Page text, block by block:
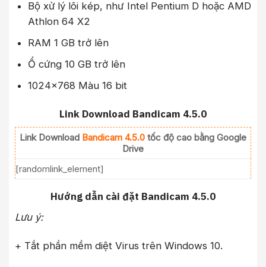
Bộ xử lý lõi kép, như Intel Pentium D hoặc AMD
Athlon 64 X2
RAM 1 GB trở lên
Ổ cứng 10 GB trở lên
1024×768 Màu 16 bit
Link Download Bandicam 4.5.0
Link Download Bandicam 4.5.0 tốc độ cao bằng Google
Drive
[randomlink_element]
Hướng dẫn cài đặt Bandicam 4.5.0
Lưu ý:
+ Tắt phần mềm diệt Virus trên Windows 10.